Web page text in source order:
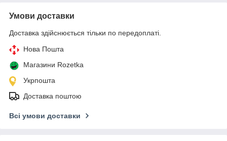
Умови доставки
Доставка здійснюється тільки по передоплаті.
Нова Пошта
Магазини Rozetka
Укрпошта
Доставка поштою
Всі умови доставки